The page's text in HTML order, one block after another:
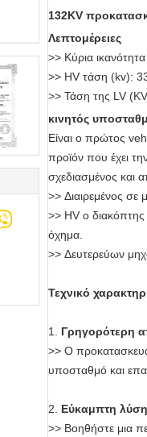
132KV
Λεπτομέρειες
>> Κύρια
>> HV τάση (kv):
>> Τάση της LV
κινητός
Είναι ο πρώτος
προϊόν που έχει
σχεδιασμένος και
>> Διαιρεμένος σε
>> HV ο
όχημα.
>> Δευτερεύων
Τεχνικό
1. Γρηγορότερη
>> Ο
υποσταθμό και
2. Εύκαμπτη λύση
>> Βοηθήστε μια